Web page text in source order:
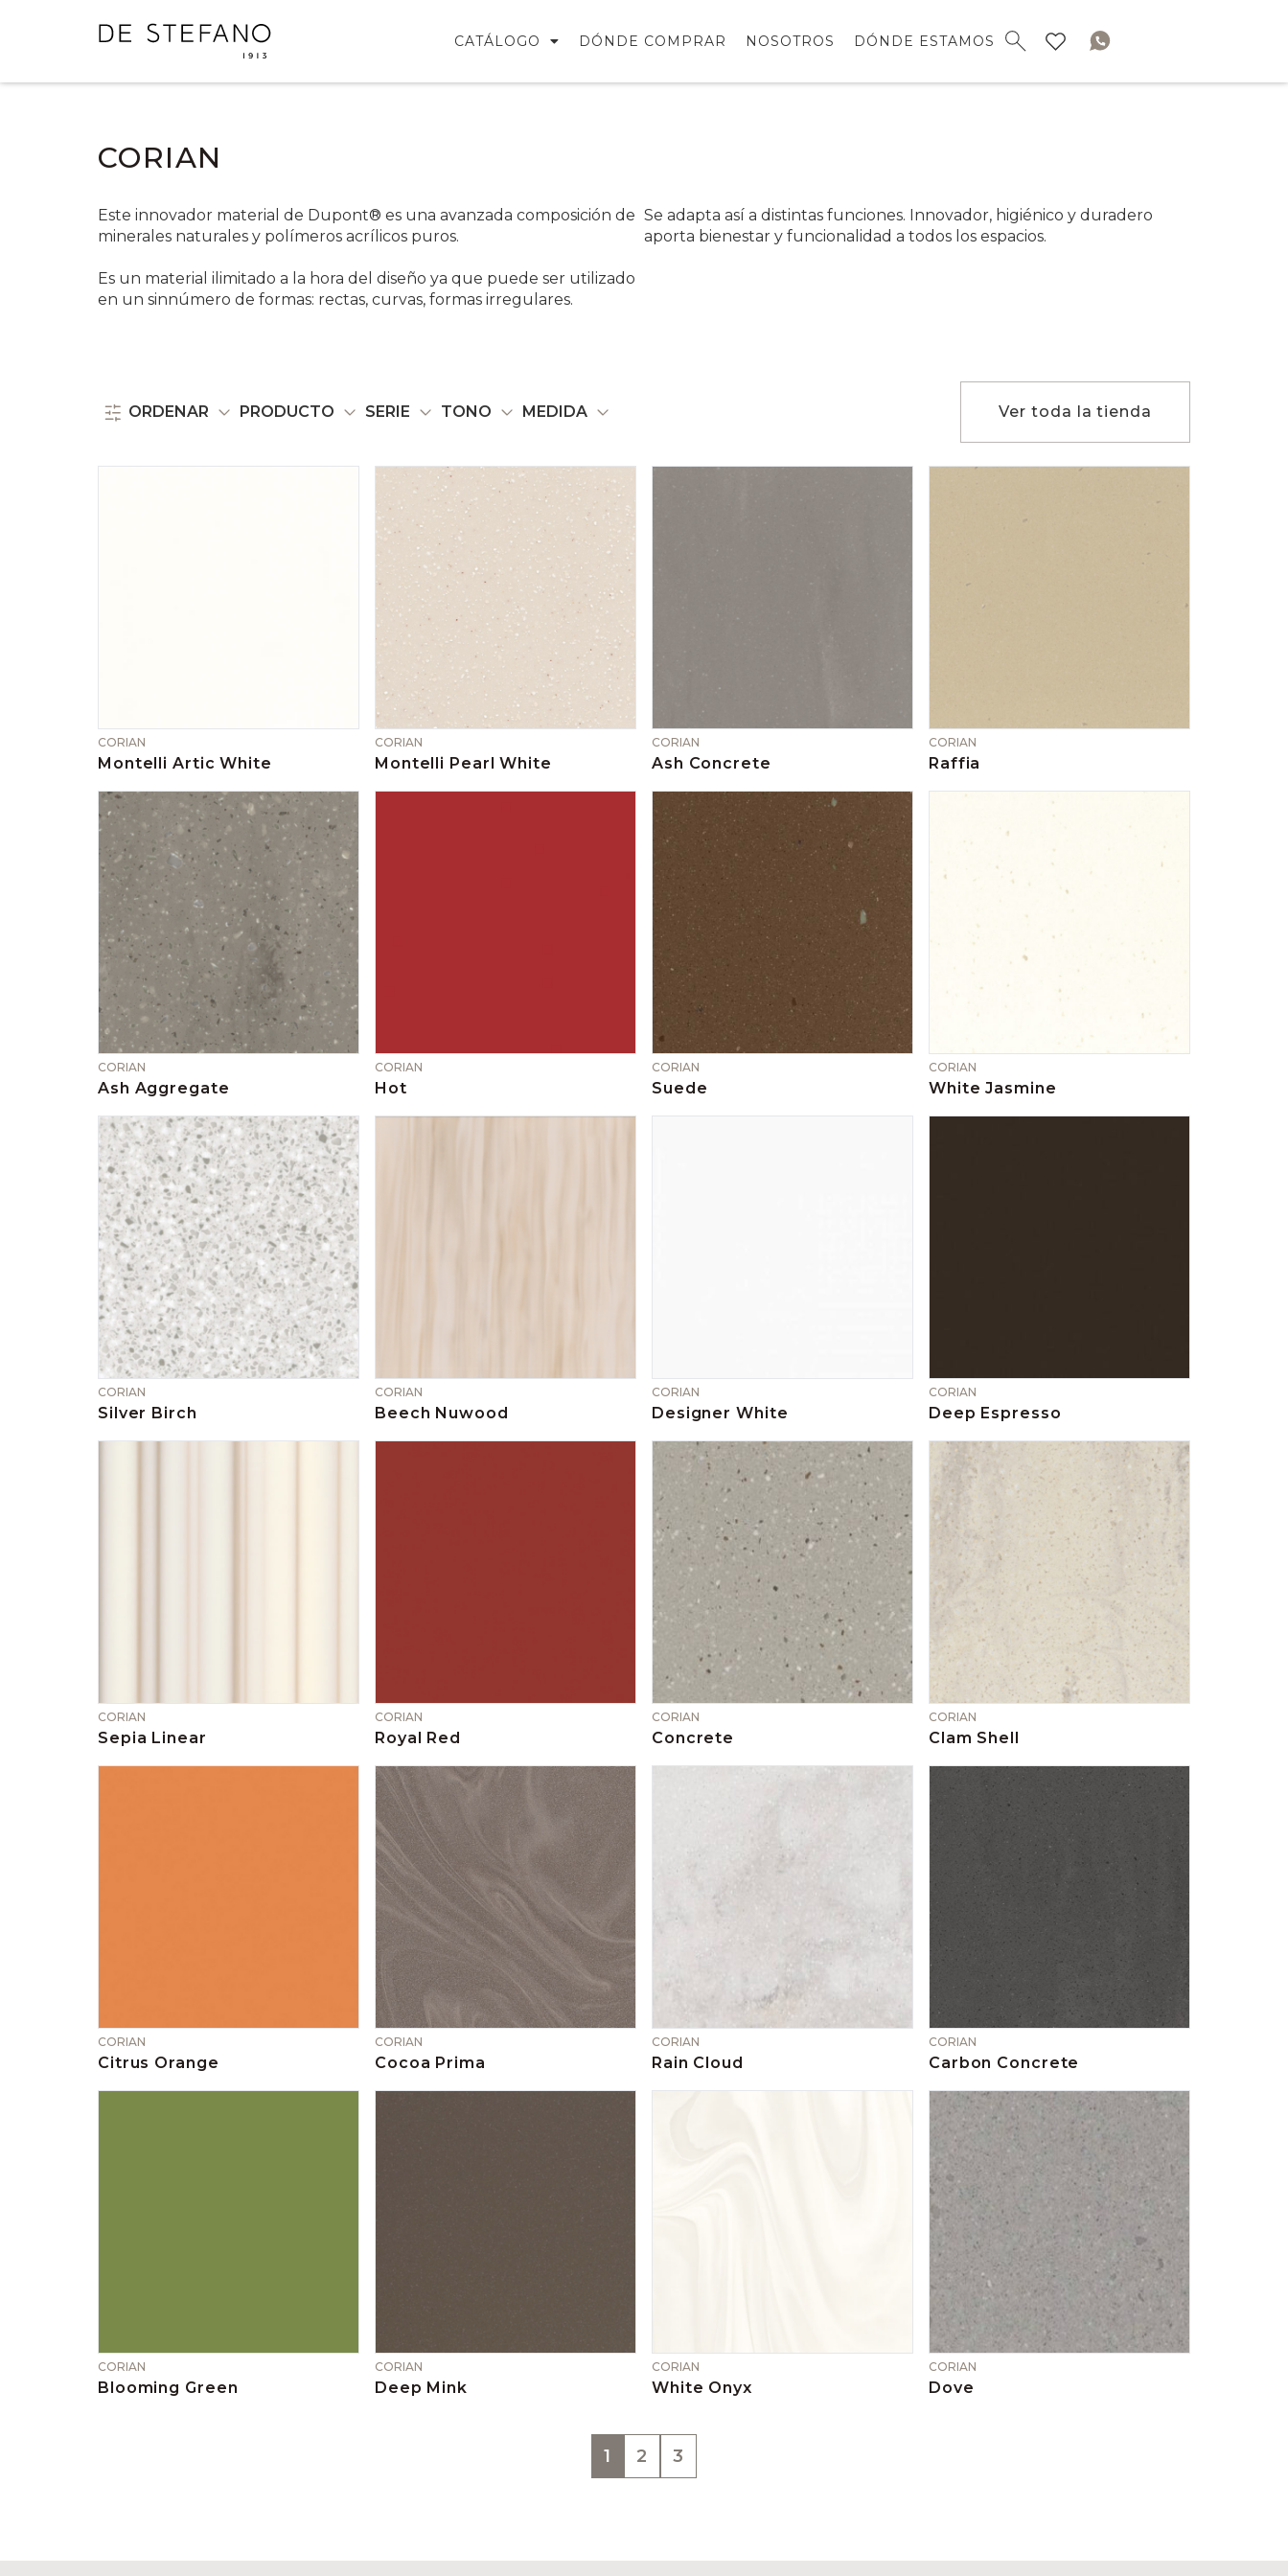
CATÁLOGO DÓNDE COMPRAR NOSOTROS DÓNDE ESTAMOS
CORIAN
Este innovador material de Dupont® es una avanzada composición de
minerales naturales y polímeros acrílicos puros.
Es un material ilimitado a la hora del diseño ya que puede ser utilizado
en un sinnúmero de formas: rectas, curvas, formas irregulares.
Se adapta así a distintas funciones. Innovador, higiénico y duradero
aporta bienestar y funcionalidad a todos los espacios.
ORDENAR PRODUCTO SERIE TONO MEDIDA Ver toda la tienda
CORIAN
Montelli Artic White
CORIAN
Montelli Pearl White
CORIAN
Ash Concrete
CORIAN
Raffia
CORIAN
Ash Aggregate
CORIAN
Hot
CORIAN
Suede
CORIAN
White Jasmine
CORIAN
Silver Birch
CORIAN
Beech Nuwood
CORIAN
Designer White
CORIAN
Deep Espresso
CORIAN
Sepia Linear
CORIAN
Royal Red
CORIAN
Concrete
CORIAN
Clam Shell
CORIAN
Citrus Orange
CORIAN
Cocoa Prima
CORIAN
Rain Cloud
CORIAN
Carbon Concrete
CORIAN
Blooming Green
CORIAN
Deep Mink
CORIAN
White Onyx
CORIAN
Dove
1 2 3